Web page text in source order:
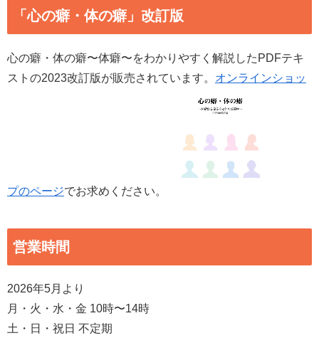
「心の癖・体の癖」改訂版
心の癖・体の癖〜体癖〜をわかりやすく解説したPDFテキ
ストの2023改訂版が販売されています。 オンラインショッ
プのページでお求めください。
営業時間
2026年5月より
月・火・水・金 10時〜14時
土・日・祝日 不定期